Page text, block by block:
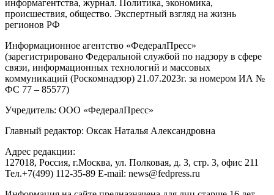
информагентства, журнал. Политика, экономика,
происшествия, общество. Экспертный взгляд на жизнь
регионов РФ
Информационное агентство «ФедералПресс»
(зарегистрировано Федеральной службой по надзору в сфере
связи, информационных технологий и массовых
коммуникаций (Роскомнадзор) 21.07.2023г. за номером ИА №
ФС 77 – 85577)
Учредитель: ООО «ФедералПресс»
Главный редактор: Оксак Наталья Александровна
Адрес редакции:
127018, Россия, г.Москва, ул. Полковая, д. 3, стр. 3, офис 211
Тел.+7(499) 112-35-89 E-mail: news@fedpress.ru